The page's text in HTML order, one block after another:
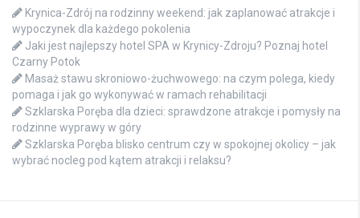
Krynica-Zdrój na rodzinny weekend: jak zaplanować atrakcje i
wypoczynek dla każdego pokolenia
Jaki jest najlepszy hotel SPA w Krynicy-Zdroju? Poznaj hotel
Czarny Potok
Masaż stawu skroniowo-żuchwowego: na czym polega, kiedy
pomaga i jak go wykonywać w ramach rehabilitacji
Szklarska Poręba dla dzieci: sprawdzone atrakcje i pomysły na
rodzinne wyprawy w góry
Szklarska Poręba blisko centrum czy w spokojnej okolicy – jak
wybrać nocleg pod kątem atrakcji i relaksu?